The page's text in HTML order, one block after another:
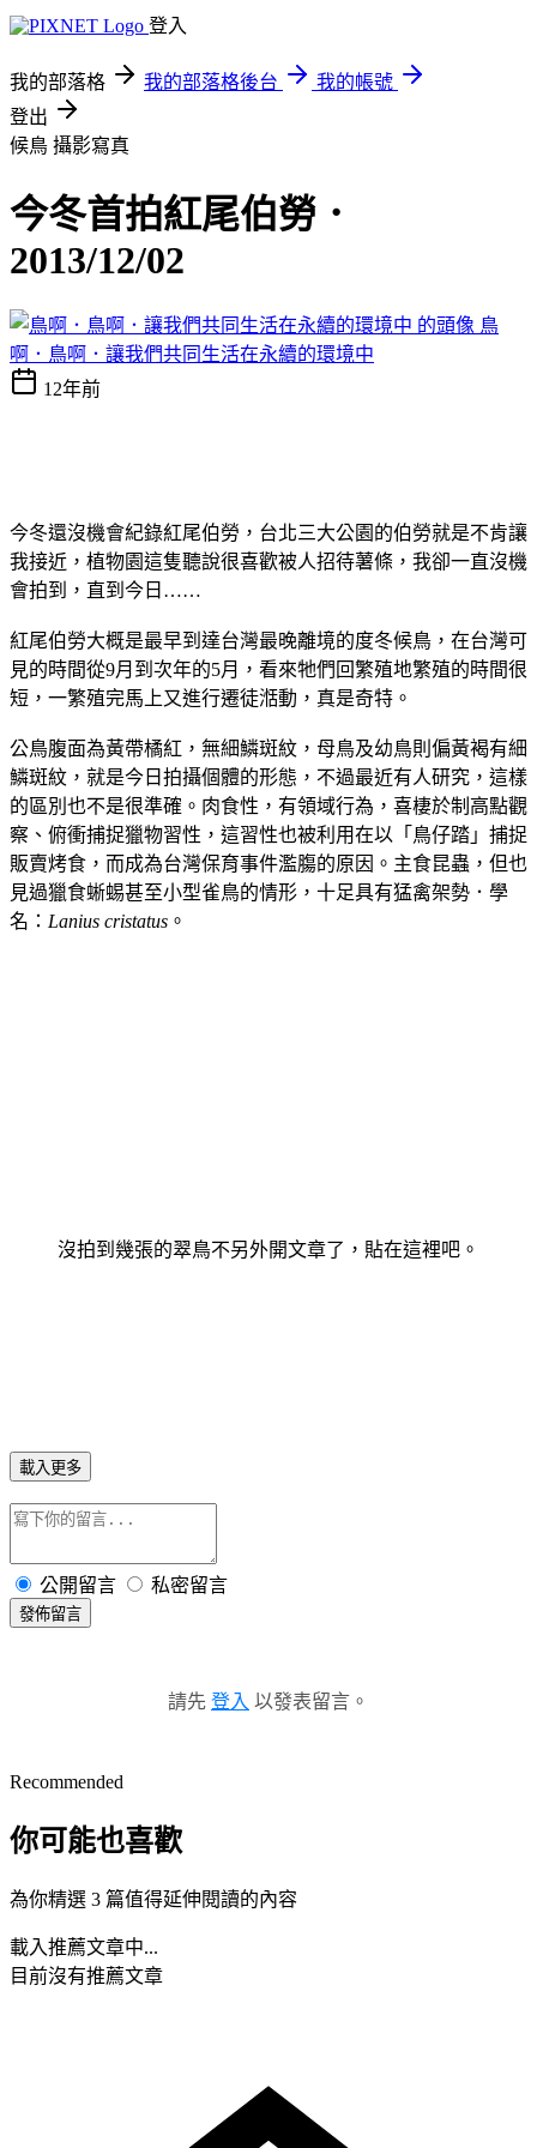
登入
我的部落格 我的部落格後台
我的帳號
登出
候鳥 攝影寫真
今冬首拍紅尾伯勞．
2013/12/02
鳥
啊．鳥啊．讓我們共同生活在永續的環境中
12年前
今冬還沒機會紀錄紅尾伯勞，台北三大公園的伯勞就是不肯讓
我接近，植物園這隻聽說很喜歡被人招待薯條，我卻一直沒機
會拍到，直到今日……
紅尾伯勞大概是最早到達台灣最晚離境的度冬候鳥，在台灣可
見的時間從9月到次年的5月，看來牠們回繁殖地繁殖的時間很
短，一繁殖完馬上又進行遷徒湉動，真是奇特。
公鳥腹面為黃帶橘紅，無細鱗斑紋，母鳥及幼鳥則偏黃褐有細
鱗斑紋，就是今日拍攝個體的形態，不過最近有人研究，這樣
的區別也不是很準確。肉食性，有領域行為，喜棲於制高點觀
察、俯衝捕捉獵物習性，這習性也被利用在以「鳥仔踏」捕捉
販賣烤食，而成為台灣保育事件濫膓的原因。主食昆蟲，但也
見過獵食蜥蜴甚至小型雀鳥的情形，十足具有猛禽架勢．學
名： Lanius cristatus 。
沒拍到幾張的翠鳥不另外開文章了，貼在這裡吧。
載入更多
公開留言 私密留言
發佈留言
請先 登入 以發表留言。
Recommended
你可能也喜歡
為你精選 3 篇值得延伸閱讀的內容
載入推薦文章中...
目前沒有推薦文章